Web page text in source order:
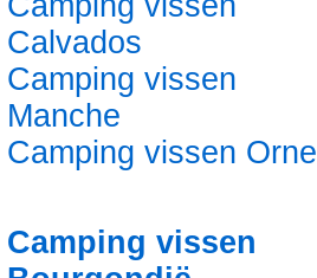
Calvados
Camping vissen
Manche
Camping vissen Orne
Camping vissen